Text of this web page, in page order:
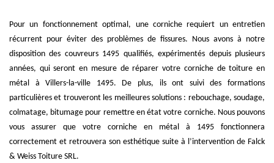
Pour un fonctionnement optimal, une corniche requiert un entretien
récurrent pour éviter des problèmes de fissures. Nous avons à notre
disposition des couvreurs 1495 qualifiés, expérimentés depuis plusieurs
années, qui seront en mesure de réparer votre corniche de toiture en
métal à Villers-la-ville 1495. De plus, ils ont suivi des formations
particulières et trouveront les meilleures solutions : rebouchage, soudage,
colmatage, bitumage pour remettre en état votre corniche. Nous pouvons
vous assurer que votre corniche en métal à 1495 fonctionnera
correctement et retrouvera son esthétique suite à l’intervention de Falck
& Weiss Toiture SRL.